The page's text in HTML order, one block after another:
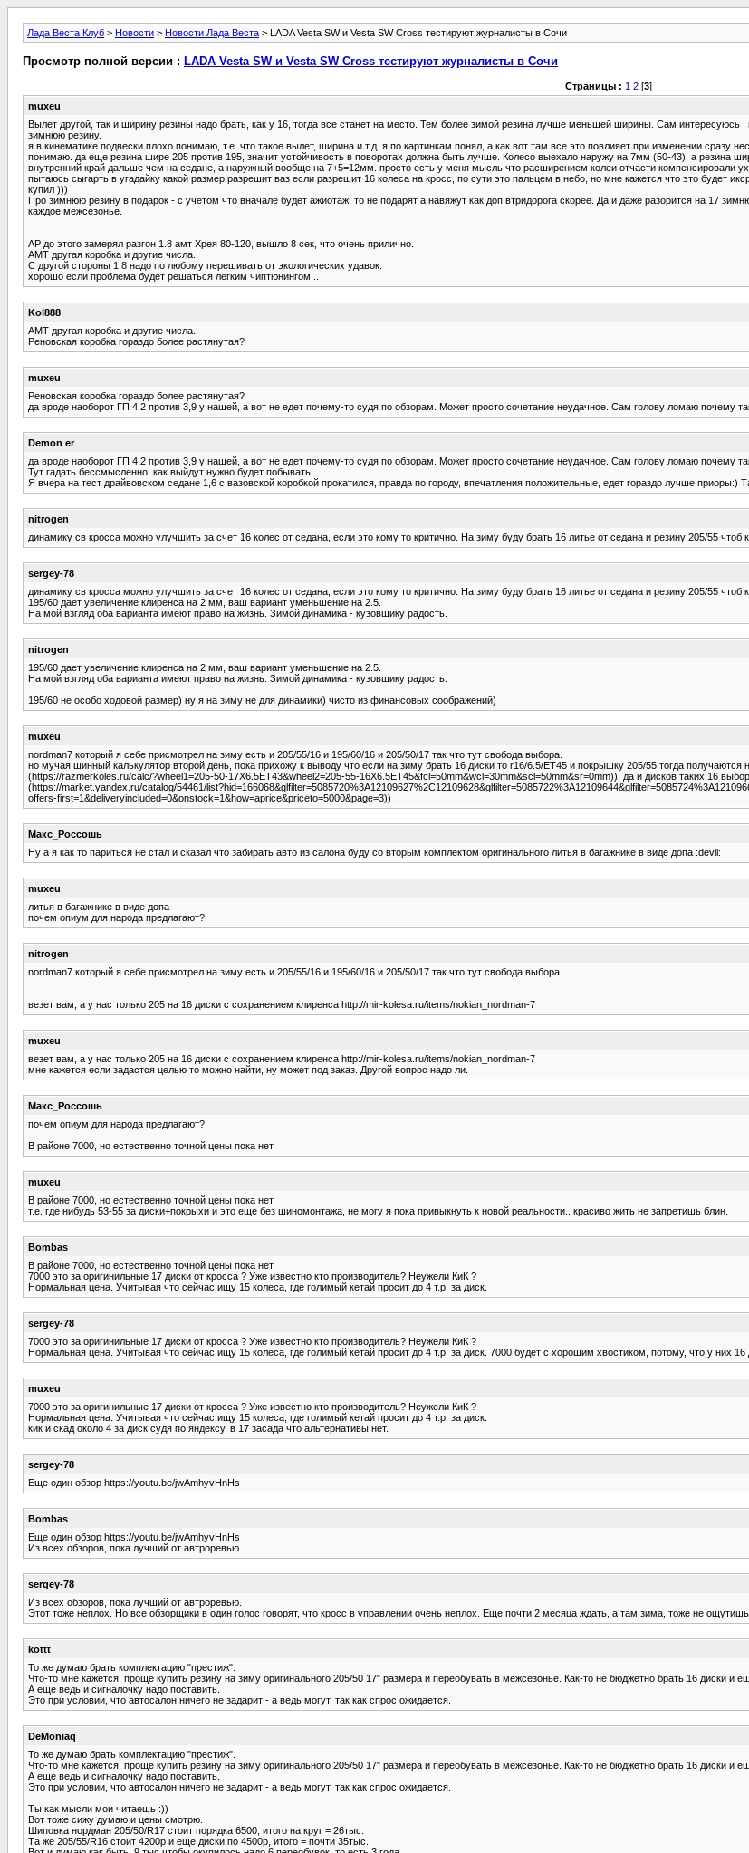
Лада Веста Клуб > Новости > Новости Лада Веста > LADA Vesta SW и Vesta SW Cross тестируют журналисты в Сочи
Просмотр полной версии : LADA Vesta SW и Vesta SW Cross тестируют журналисты в Сочи
Страницы : 1 2 [3]
muxeu
Вылет другой, так и ширину резины надо брать, как у 16, тогда все станет на место. Тем более зимой резина лучше меньшей ширины. Сам интересуюсь
зимнюю резину.
я в кинематике подвески плохо понимаю, т.е. что такое вылет, ширина и т.д. я по картинкам понял, а как вот там все это повлияет при изменении сразу
понимаю. да еще резина шире 205 против 195, значит устойчивость в поворотах должна быть лучше. Колесо выехало наружу на 7мм (50-43), а резина
внутренний край дальше чем на седане, а наружный вообще на 7+5=12мм. просто есть у меня мысль что расширением колеи отчасти компенсировали
пытаюсь сыгарть в угадайку какой размер разрешит ваз если разрешит 16 колеса на кросс, по сути это пальцем в небо, но мне кажется что это будет
купил )))
Про зимнюю резину в подарок - с учетом что вначале будет ажиотаж, то не подарят а навяжут как доп втридорога скорее. Да и даже разорится на 17
каждое межсезонье.
АР до этого замерял разгон 1.8 амт Хрея 80-120, вышло 8 сек, что очень прилично.
АМТ другая коробка и другие числа..
С другой стороны 1.8 надо по любому перешивать от экологических удавок.
хорошо если проблема будет решаться легким чиптюнингом...
Kol888
АМТ другая коробка и другие числа..
Реновская коробка гораздо более растянутая?
muxeu
Реновская коробка гораздо более растянутая?
да вроде наоборот ГП 4,2 против 3,9 у нашей, а вот не едет почему-то судя по обзорам. Может просто сочетание неудачное. Сам голову ломаю почему
Demon er
да вроде наоборот ГП 4,2 против 3,9 у нашей, а вот не едет почему-то судя по обзорам. Может просто сочетание неудачное. Сам голову ломаю почему
Тут гадать бессмысленно, как выйдут нужно будет побывать.
Я вчера на тест драйвовском седане 1,6 с вазовской коробкой прокатился, правда по городу, впечатления положительные, едет гораздо лучше
nitrogen
динамику св кросса можно улучшить за счет 16 колес от седана, если это кому то критично. На зиму буду брать 16 литье от седана и резину 205/55 чтоб
sergey-78
динамику св кросса можно улучшить за счет 16 колес от седана, если это кому то критично. На зиму буду брать 16 литье от седана и резину 205/55 чтоб
195/60 дает увеличение клиренса на 2 мм, ваш вариант уменьшение на 2.5.
На мой взгляд оба варианта имеют право на жизнь. Зимой динамика - кузовщику радость.
nitrogen
195/60 дает увеличение клиренса на 2 мм, ваш вариант уменьшение на 2.5.
На мой взгляд оба варианта имеют право на жизнь. Зимой динамика - кузовщику радость.
195/60 не особо ходовой размер) ну я на зиму не для динамики) чисто из финансовых соображений)
muxeu
nordman7 который я себе присмотрел на зиму есть и 205/55/16 и 195/60/16 и 205/50/17 так что тут свобода выбора.
но мучая шинный калькулятор второй день, пока прихожу к выводу что если на зиму брать 16 диски то r16/6.5/ET45 и покрышку 205/55 тогда
(https://razmerkoles.ru/calc/?wheel1=205-50-17X6.5ET43&wheel2=205-55-16X6.5ET45&fcl=50mm&wcl=30mm&scl=50mm&sr=0mm)), да и дисков таких 16
(https://market.yandex.ru/catalog/54461/
offers-first=1&deliveryincluded=0&onstock=1&how=aprice&priceto=5000&page=3))
Макс_Россошь
Ну а я как то париться не стал и сказал что забирать авто из салона буду со вторым комплектом оригинального литья в багажнике в виде допа :devil:
muxeu
литья в багажнике в виде допа
почем опиум для народа предлагают?
nitrogen
nordman7 который я себе присмотрел на зиму есть и 205/55/16 и 195/60/16 и 205/50/17 так что тут свобода выбора.
везет вам, а у нас только 205 на 16 диски с сохранением клиренса http://mir-kolesa.ru/items/nokian_nordman-7
muxeu
везет вам, а у нас только 205 на 16 диски с сохранением клиренса http://mir-kolesa.ru/items/nokian_nordman-7
мне кажется если задастся целью то можно найти, ну может под заказ. Другой вопрос надо ли.
Макс_Россошь
почем опиум для народа предлагают?
В районе 7000, но естественно точной цены пока нет.
muxeu
В районе 7000, но естественно точной цены пока нет.
т.е. где нибудь 53-55 за диски+покрыхи и это еще без шиномонтажа, не могу я пока привыкнуть к новой реальности.. красиво жить не запретишь блин.
Bombas
В районе 7000, но естественно точной цены пока нет.
7000 это за оригинильные 17 диски от кросса ? Уже известно кто производитель? Неужели КиК ?
Нормальная цена. Учитывая что сейчас ищу 15 колеса, где голимый кетай просит до 4 т.р. за диск.
sergey-78
7000 это за оригинильные 17 диски от кросса ? Уже известно кто производитель? Неужели КиК ?
Нормальная цена. Учитывая что сейчас ищу 15 колеса, где голимый кетай просит до 4 т.р. за диск. 7000 будет с хорошим хвостиком, потому, что у них 16
muxeu
7000 это за оригинильные 17 диски от кросса ? Уже известно кто производитель? Неужели КиК ?
Нормальная цена. Учитывая что сейчас ищу 15 колеса, где голимый кетай просит до 4 т.р. за диск.
кик и скад около 4 за диск судя по яндексу. в 17 засада что альтернативы нет.
sergey-78
Еще один обзор https://youtu.be/jwAmhyvHnHs
Bombas
Еще один обзор https://youtu.be/jwAmhyvHnHs
Из всех обзоров, пока лучший от автроревью.
sergey-78
Из всех обзоров, пока лучший от автроревью.
Этот тоже неплох. Но все обзорщики в один голос говорят, что кросс в управлении очень неплох. Еще почти 2 месяца ждать, а там зима, тоже не
kottt
То же думаю брать комплектацию "престиж".
Что-то мне кажется, проще купить резину на зиму оригинального 205/50 17" размера и переобувать в межсезонье. Как-то не бюджетно брать 16 диски и
А еще ведь и сигналочку надо поставить.
Это при условии, что автосалон ничего не задарит - а ведь могут, так как спрос ожидается.
DeMoniaq
То же думаю брать комплектацию "престиж".
Что-то мне кажется, проще купить резину на зиму оригинального 205/50 17" размера и переобувать в межсезонье. Как-то не бюджетно брать 16 диски и
А еще ведь и сигналочку надо поставить.
Это при условии, что автосалон ничего не задарит - а ведь могут, так как спрос ожидается.
Ты как мысли мои читаешь :))
Вот тоже сижу думаю и цены смотрю.
Шиповка нордман 205/50/R17 стоит порядка 6500, итого на круг = 26тыс.
Та же 205/55/R16 стоит 4200р и еще диски по 4500р, итого = почти 35тыс.